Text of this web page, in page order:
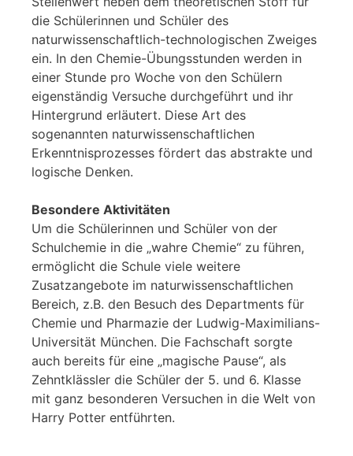
die Schülerinnen und Schüler des
naturwissenschaftlich-technologischen Zweiges
ein. In den Chemie-Übungsstunden werden in
einer Stunde pro Woche von den Schülern
eigenständig Versuche durchgeführt und ihr
Hintergrund erläutert. Diese Art des
sogenannten naturwissenschaftlichen
Erkenntnisprozesses fördert das abstrakte und
logische Denken.
Besondere Aktivitäten
Um die Schülerinnen und Schüler von der
Schulchemie in die „wahre Chemie“ zu führen,
ermöglicht die Schule viele weitere
Zusatzangebote im naturwissenschaftlichen
Bereich, z.B. den Besuch des Departments für
Chemie und Pharmazie der Ludwig-Maximilians-
Universität München. Die Fachschaft sorgte
auch bereits für eine „magische Pause“, als
Zehntklässler die Schüler der 5. und 6. Klasse
mit ganz besonderen Versuchen in die Welt von
Harry Potter entführten.